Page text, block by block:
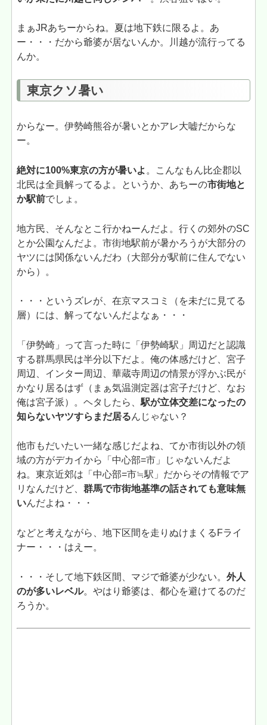
まぁJRあちーからね。夏は地下鉄に限るよ。あ
ー・・・だから爺婆が居ないんか。川越が流行ってる
んか。
東京クソ暑い
からなー。伊勢崎熊谷が暑いとかアレ大嘘だからな
ー。
絶対に100%東京の方が暑いよ 。こんなもん比企郡以
北民は全員解ってるよ。というか、あちーの市街地と
か駅前でしょ。
地方民、そんなとこ行かねーんだよ。行くの郊外のSC
とか公園なんだよ。市街地駅前が暑かろうが大部分の
ヤツには関係ないんだわ（大部分が駅前に住んでない
から）。
・・・というズレが、在京マスコミ（を未だに見てる
層）には、解ってないんだよなぁ・・・
「伊勢崎」って言った時に「伊勢崎駅」周辺だと認識
する群馬県民は半分以下だよ。俺の体感だけど、宮子
周辺、インター周辺、華蔵寺周辺の情景が浮かぶ民が
かなり居るはず（まぁ気温測定器は宮子だけど、なお
俺は宮子派）。ヘタしたら、駅が立体交差になったの
知らないヤツすらまだ居るんじゃない？
他市もだいたい一緒な感じだよね、てか市街以外の領
域の方がデカイから「中心部=市」じゃないんだよ
ね。東京近郊は「中心部=市≒駅」だからその情報でア
リなんだけど、群馬で市街地基準の話されても意味無
いんだよね・・・
などと考えながら、地下区間を走りぬけまくるFライ
ナー・・・はえー。
・・・そして地下鉄区間、マジで爺婆が少ない。外人
のが多いレベル。やはり爺婆は、都心を避けてるのだ
ろうか。